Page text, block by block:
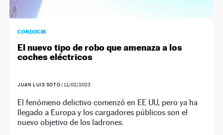
CONDUCIR
El nuevo tipo de robo que amenaza a los
coches eléctricos
JUAN LUIS SOTO | 11/02/2023
El fenómeno delictivo comenzó en EE UU, pero ya ha
llegado a Europa y los cargadores públicos son el
nuevo objetivo de los ladrones.